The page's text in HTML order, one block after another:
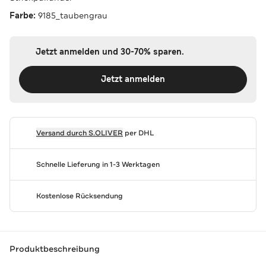
Farbe: 9185_taubengrau
Jetzt anmelden und 30-70% sparen.
Jetzt anmelden
Versand durchS.OLIVER per DHL
Schnelle Lieferung in 1-3 Werktagen
Kostenlose Rücksendung
Produktbeschreibung